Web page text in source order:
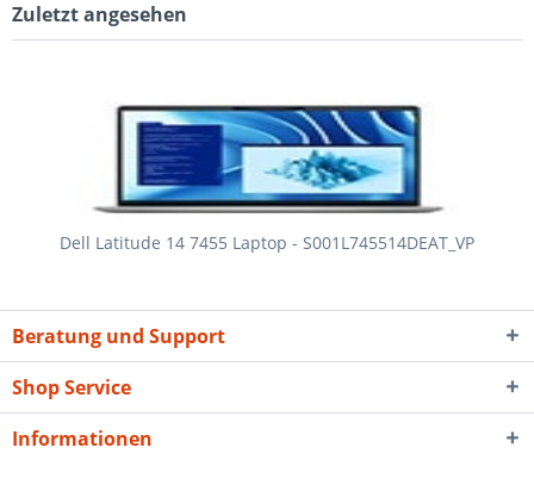
Zuletzt angesehen
Dell Latitude 14 7455 Laptop - S001L745514DEAT_VP
Beratung und Support
Shop Service
Informationen